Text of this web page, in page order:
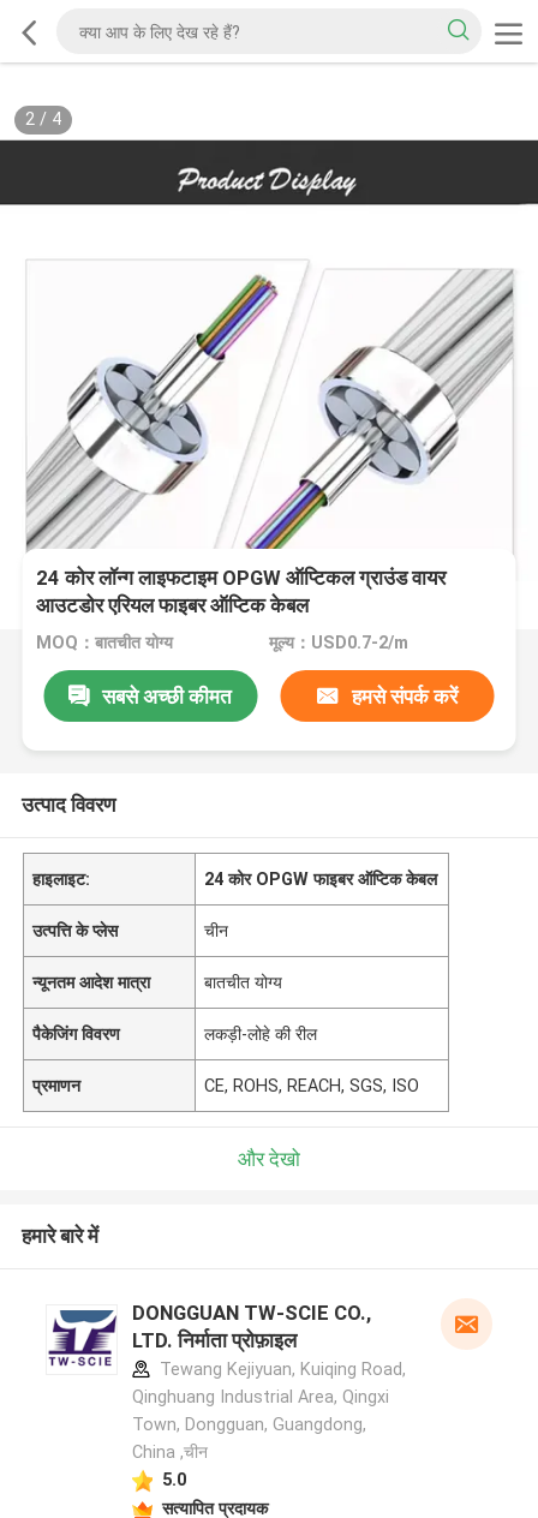
2/ 4
24 कोर लॉन्ग लाइफटाइम OPGW ऑप्टिकल ग्राउंड वायर
आउटडोर एरियल फाइबर ऑप्टिक केबल
MOQ：बातचीत योग्य मूल्य：USD0.7-2/m
सबसे अच्छी कीमत हमसे संपर्क करें
उत्पाद विवरण
हाइलाइट: 24 कोर OPGW फाइबर ऑप्टिक केबल
उत्पत्ति के प्लेस चीन
न्यूनतम आदेश मात्रा बातचीत योग्य
पैकेजिंग विवरण लकड़ी-लोहे की रील
प्रमाणन CE, ROHS, REACH, SGS, ISO
और देखो
हमारे बारे में
DONGGUAN TW-SCIE CO.,
LTD. निर्माता प्रोफ़ाइल
Tewang Kejiyuan, Kuiqing Road,
Qinghuang Industrial Area, Qingxi
Town, Dongguan, Guangdong,
China ,चीन
5.0
सत्यापित प्रदायक